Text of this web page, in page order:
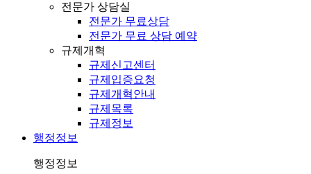
전문가 상담실
전문가 무료상담
전문가 무료 상담 예약
규제개혁
규제신고센터
규제입증요청
규제개혁안내
규제목록
규제정보
행정정보
행정정보